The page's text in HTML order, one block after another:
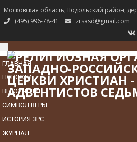
Московская область, Подольский район,
(495) 996-78-41
zrsasd@gmail.com
TOGGLE
NAVIGATION
ГЛАВНАЯ
НОВОСТИ
ВЕРОУЧЕНИЕ
СИМВОЛ ВЕРЫ
ИСТОРИЯ ЗРС
ЖУРНАЛ